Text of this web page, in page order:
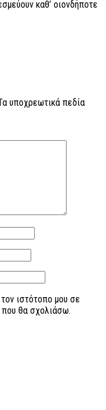
καθ’ οιονδήποτε
υποχρεωτικά πεδία
ιστότοπο μου σε
που θα σχολιάσω.